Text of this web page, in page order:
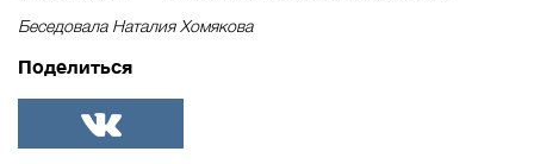
Беседовала Наталия Хомякова
Поделиться